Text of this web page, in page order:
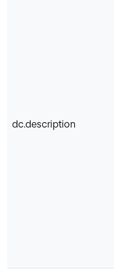
dc.description